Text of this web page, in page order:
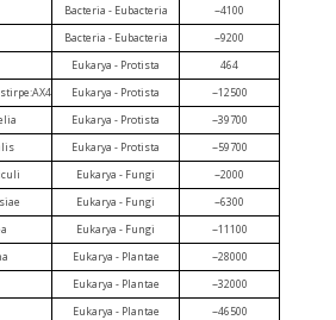
Bacteria - Eubacteria
~4100
Bacteria - Eubacteria
~9200
Eukarya - Protista
464
Eukarya - Protista
~12500
Eukarya - Protista
~39700
Eukarya - Protista
~59700
Eukarya - Fungi
~2000
Eukarya - Fungi
~6300
Eukarya - Fungi
~11100
Eukarya - Plantae
~28000
Eukarya - Plantae
~32000
Eukarya - Plantae
~46500